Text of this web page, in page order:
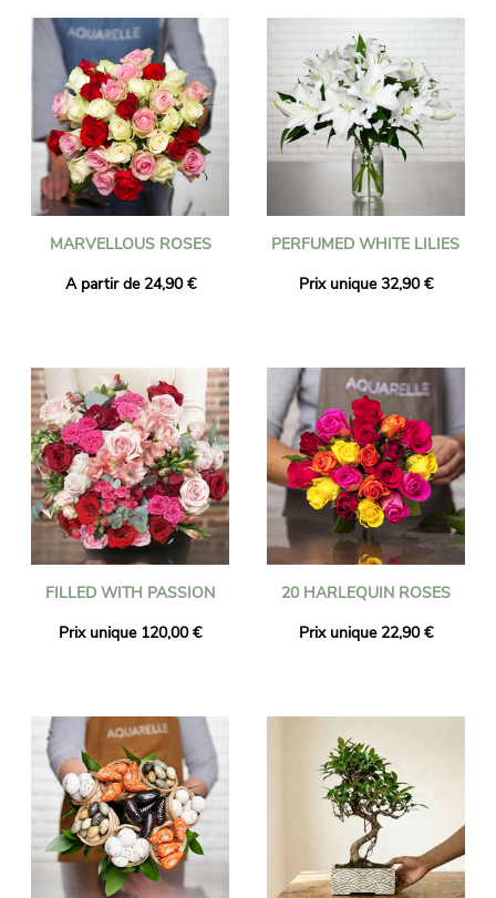
MARVELLOUS ROSES
A partir de 24,90 €
PERFUMED WHITE LILIES
Prix unique 32,90 €
FILLED WITH PASSION
Prix unique 120,00 €
20 HARLEQUIN ROSES
Prix unique 22,90 €